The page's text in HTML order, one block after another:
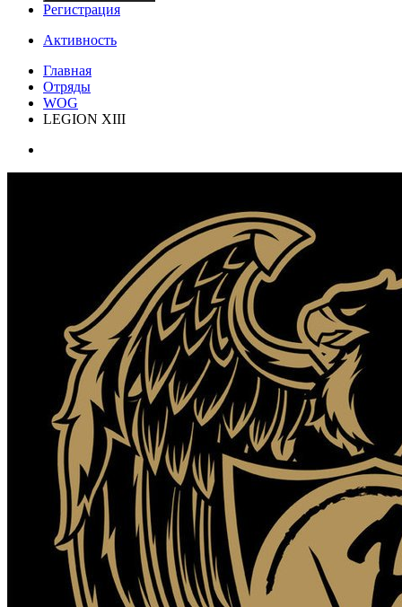
Регистрация
Активность
Главная
Отряды
WOG
LEGION XIII